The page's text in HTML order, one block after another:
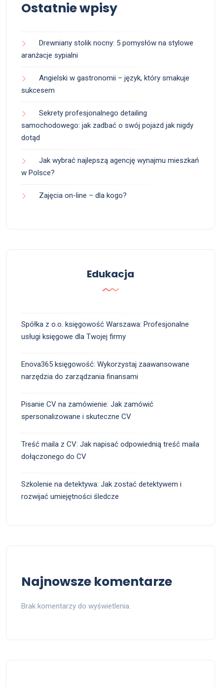
Ostatnie wpisy
Drewniany stolik nocny: 5 pomysłów na stylowe
aranżacje sypialni
Angielski w gastronomii – język, który smakuje
sukcesem
Sekrety profesjonalnego detailing
samochodowego: jak zadbać o swój pojazd jak nigdy
dotąd
Jak wybrać najlepszą agencję wynajmu mieszkań
w Polsce?
Zajęcia on-line – dla kogo?
Edukacja
Spółka z o.o. księgowość Warszawa: Profesjonalne
usługi księgowe dla Twojej firmy
Enova365 księgowość: Wykorzystaj zaawansowane
narzędzia do zarządzania finansami
Pisanie CV na zamówienie: Jak zamówić
spersonalizowane i skuteczne CV
Treść maila z CV: Jak napisać odpowiednią treść maila
dołączonego do CV
Szkolenie na detektywa: Jak zostać detektywem i
rozwijać umiejętności śledcze
Najnowsze komentarze
Brak komentarzy do wyświetlenia.